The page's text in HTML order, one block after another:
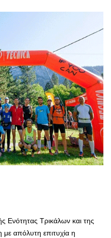
Ενότητας Τρικάλων και της
με απόλυτη επιτυχία η